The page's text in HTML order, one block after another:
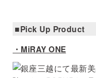
■Pick Up Product
・MiRAY ONE